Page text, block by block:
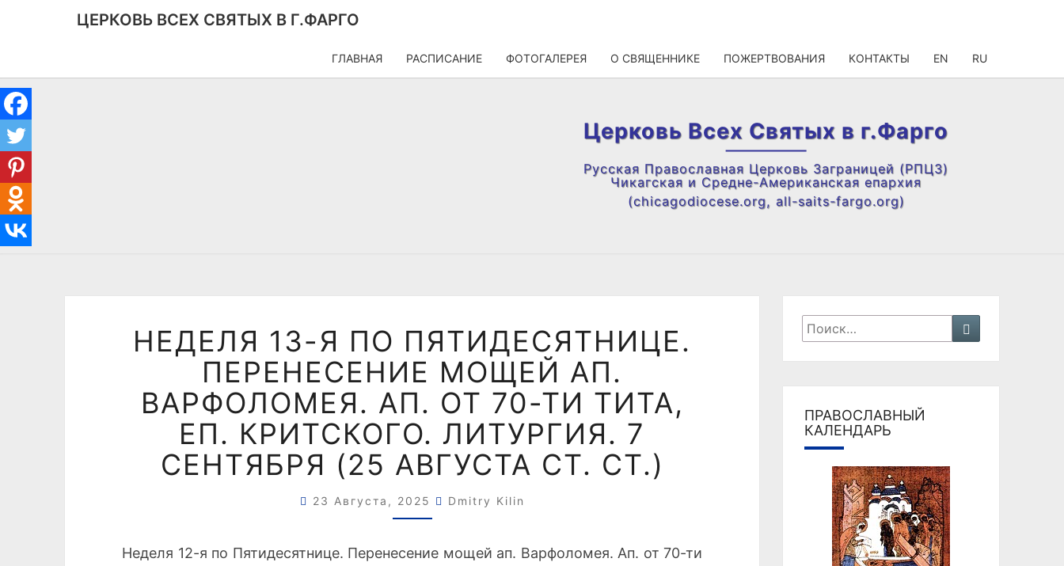
ЦЕРКОВЬ ВСЕХ СВЯТЫХ В Г.ФАРГО
ГЛАВНАЯ РАСПИСАНИЕ ФОТОГАЛЕРЕЯ О СВЯЩЕННИКЕ ПОЖЕРТВОВАНИЯ КОНТАКТЫ EN RU
Церковь Всех Святых в г.Фарго
Русская Православная Церковь Заграницей (РПЦЗ)
Чикагская и Средне-Американская епархия
(chicagodiocese.org, all-saits-fargo.org)
13-
Я
ПО
ПЯТИДЕСЯТНИЦЕ.
ПЕРЕНЕСЕНИЕ
МОЩЕЙ
АП.
ВАРФОЛОМЕЯ.
АП.
ОТ
ТИ
НЕДЕЛЯ 13-Я ПО ПЯТИДЕСЯТНИЦЕ.
ПЕРЕНЕСЕНИЕ МОЩЕЙ АП.
ВАРФОЛОМЕЯ. АП. ОТ 70-ТИ ТИТА,
ЕП. КРИТСКОГО. ЛИТУРГИЯ. 7
СЕНТЯБРЯ (25 АВГУСТА СТ. СТ.)
23 Августа, 2025 Dmitry Kilin
Неделя 12-я по Пятидесятнице. Перенесение мощей ап. Варфоломея. Ап. от 70-ти
Искать:
ПРАВОСЛАВНЫЙ
КАЛЕНДАРЬ